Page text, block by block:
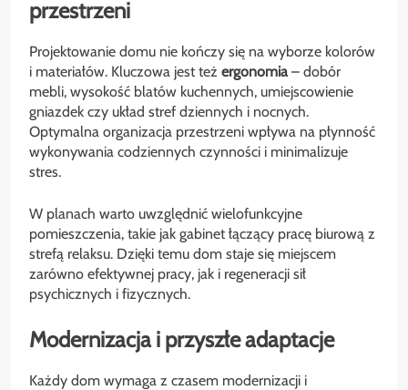
przestrzeni
Projektowanie domu nie kończy się na wyborze kolorów
i materiałów. Kluczowa jest też ergonomia– dobór
mebli, wysokość blatów kuchennych, umiejscowienie
gniazdek czy układ stref dziennych i nocnych.
Optymalna organizacja przestrzeni wpływa na płynność
wykonywania codziennych czynności i minimalizuje
stres.
W planach warto uwzględnić wielofunkcyjne
pomieszczenia, takie jak gabinet łączący pracę biurową z
strefą relaksu. Dzięki temu dom staje się miejscem
zarówno efektywnej pracy, jak i regeneracji sił
psychicznych i fizycznych.
Modernizacja i przyszłe adaptacje
Każdy dom wymaga z czasem modernizacji i